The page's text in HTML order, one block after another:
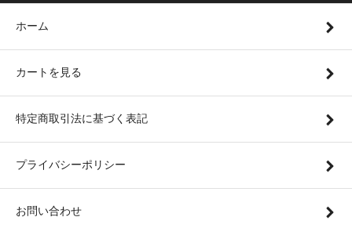
ホーム
カートを見る
特定商取引法に基づく表記
プライバシーポリシー
お問い合わせ